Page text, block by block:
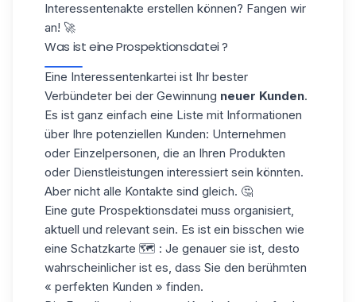
Interessentenakte erstellen können? Fangen wir
an! 🚀
Was ist eine Prospektionsdatei ?
Eine Interessentenkartei ist Ihr bester
Verbündeter bei der Gewinnung neuer Kunden.
Es ist ganz einfach eine Liste mit Informationen
über Ihre potenziellen Kunden: Unternehmen
oder Einzelpersonen, die an Ihren Produkten
oder Dienstleistungen interessiert sein könnten.
Aber nicht alle Kontakte sind gleich. 🤔
Eine gute Prospektionsdatei muss organisiert,
aktuell und relevant sein. Es ist ein bisschen wie
eine Schatzkarte 🗺️ : Je genauer sie ist, desto
wahrscheinlicher ist es, dass Sie den berühmten
« perfekten Kunden » finden.